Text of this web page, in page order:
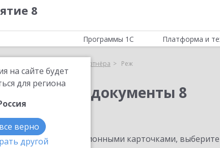
8
на сайте будет
для региона
верно
другой
Программы 1С Платформа и
Выбор партнёра Реж
документы 8
с информационными карточками,